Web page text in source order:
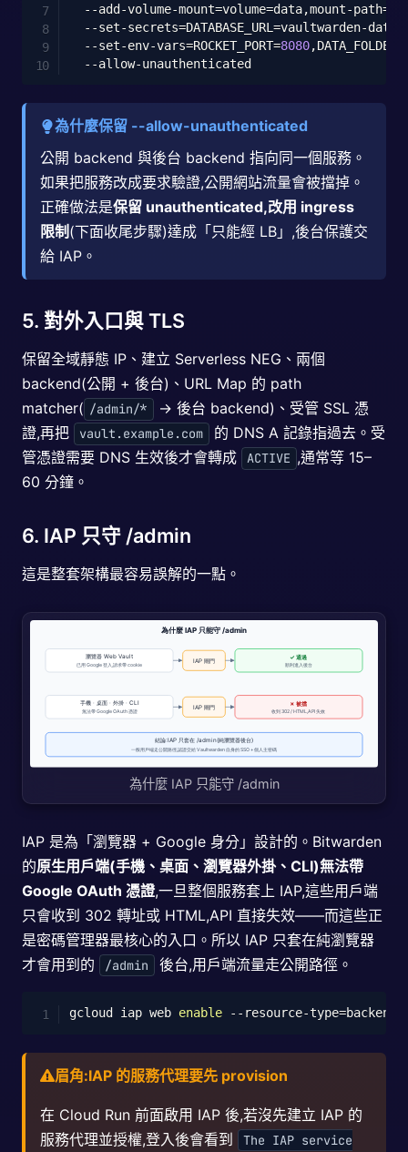
  --add-volume-mount
=volume=data,mount-path=
  --set-secrets
=DATABASE_URL =vaultwarden-
  --set-env-vars
=ROCKET_PORT=8080,DATA_FOLDER
為什麼保留 --allow-unauthenticated
公開 backend 與後台 backend 指向同一個服務。
如果把服務改成要求驗證,公開網站流量會被擋掉。
正確做法是保留 unauthenticated,改用 ingress
限制 (下面收尾步驟)達成「只能經 LB」,後台保護交
給 IAP。
5. 對外入口與 TLS
保留全域靜態 IP、建立 Serverless NEG、兩個
backend(公開 + 後台)、URL Map 的 path
matcher( /admin/*
→ 後台 backend)、受管 SSL 憑
證,再把
vault.example.com
的 DNS A 記錄指過去。受
管憑證需要 DNS 生效後才會轉成
ACTIVE ,通常等 15–
60 分鐘。
6. IAP 只守 /admin
這是整套架構最容易誤解的一點。
為什麼 IAP 只能守 /admin
IAP 是為「瀏覽器 + Google 身分」設計的。Bitwarden
的原生用戶端(手機、桌面、瀏覽器外掛、CLI)無法帶
Google OAuth 憑證,一旦整個服務套上 IAP,這些用戶端
只會收到 302 轉址或 HTML,API 直接失效——而這些正
是密碼管理器最核心的入口。所以 IAP 只套在純瀏覽器
才會用到的
/admin 後台,用戶端流量走公開路徑。
gcloud iap web enable --resource-type=Copy
眉角:IAP 的服務代理要先 provision
在 Cloud Run 前面啟用 IAP 後,若沒先建立 IAP 的
服務代理並授權,登入後會看到
The IAP service